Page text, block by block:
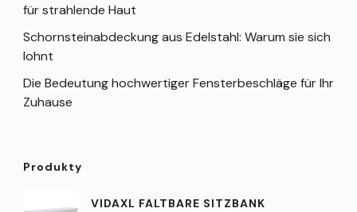
für strahlende Haut
Schornsteinabdeckung aus Edelstahl: Warum sie sich
lohnt
Die Bedeutung hochwertiger Fensterbeschläge für Ihr
Zuhause
Produkty
VIDAXL FALTBARE SITZBANK